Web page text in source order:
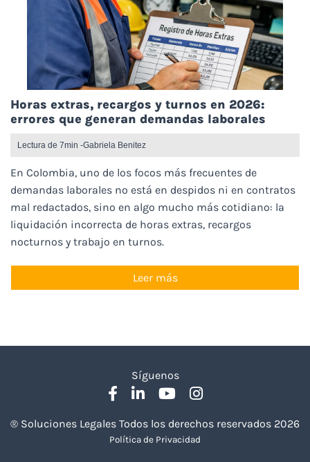
Horas extras, recargos y turnos en 2026:
errores que generan demandas laborales
Gabriela Benitez
Lectura de 7min -
En Colombia, uno de los focos más frecuentes de
demandas laborales no está en despidos ni en contratos
mal redactados, sino en algo mucho más cotidiano: la
liquidación incorrecta de horas extras, recargos
nocturnos y trabajo en turnos.
Leer más
Síguenos
® Soluciones Legales Todos los derechos reservados 2026
Política de Privacidad